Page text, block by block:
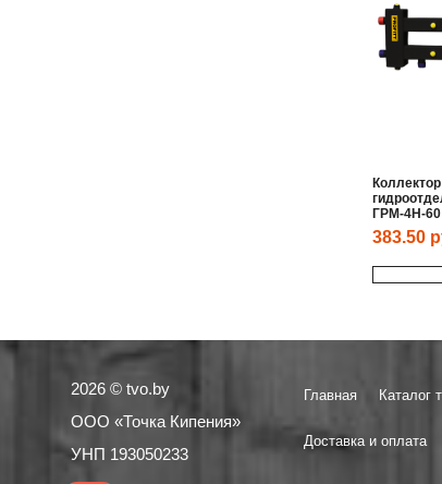
ГРМ-4Н-60
383.50
2026 © tvo.by
ООО «Точка Кипения»
УНП 193050233
Главная Каталог
Доставка и оплата